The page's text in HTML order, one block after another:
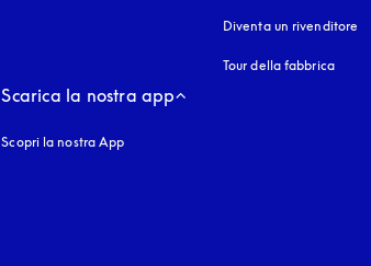
Diventa un rivenditore
Tour della fabbrica
Scarica la nostra app
Scopri la nostra App